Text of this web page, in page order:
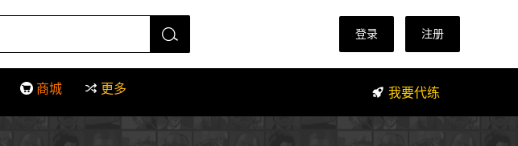
登录 注册
商城 更多 我要代练